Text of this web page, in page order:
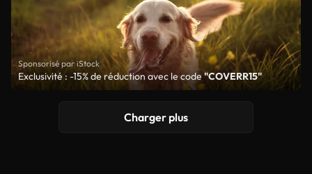
Sponsorisé par iStock
Exclusivité : -15% de réduction avec le code"COVERR15"
Charger plus